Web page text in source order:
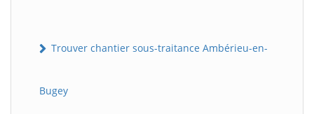
Trouver chantier sous-traitance Ambérieu-en-
Bugey